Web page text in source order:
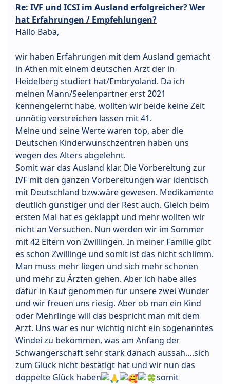
Re: IVF und ICSI im Ausland erfolgreicher? Wer
hat Erfahrungen / Empfehlungen?
Hallo Baba,
wir haben Erfahrungen mit dem Ausland gemacht
in Athen mit einem deutschen Arzt der in
Heidelberg studiert hat/Embryoland. Da ich
meinen Mann/Seelenpartner erst 2021
kennengelernt habe, wollten wir beide keine Zeit
unnötig verstreichen lassen mit 41.
Meine und seine Werte waren top, aber die
Deutschen Kinderwunschzentren haben uns
wegen des Alters abgelehnt.
Somit war das Ausland klar. Die Vorbereitung zur
IVF mit den ganzen Vorbereitungen war identisch
mit Deutschland bzw.wäre gewesen. Medikamente
deutlich günstiger und der Rest auch. Gleich beim
ersten Mal hat es geklappt und mehr wollten wir
nicht an Versuchen. Nun werden wir im Sommer
mit 42 Eltern von Zwillingen. In meiner Familie gibt
es schon Zwillinge und somit ist das nicht schlimm.
Man muss mehr liegen und sich mehr schonen
und mehr zu Ärzten gehen. Aber ich habe alles
dafür in Kauf genommen für unsere zwei Wunder
und wir freuen uns riesig. Aber ob man ein Kind
oder Mehrlinge will das bespricht man mit dem
Arzt. Uns war es nur wichtig nicht ein sogenanntes
Windei zu bekommen, was am Anfang der
Schwangerschaft sehr stark danach aussah….sich
zum Glück nicht bestätigt hat und wir nun das
doppelte Glück haben
somit